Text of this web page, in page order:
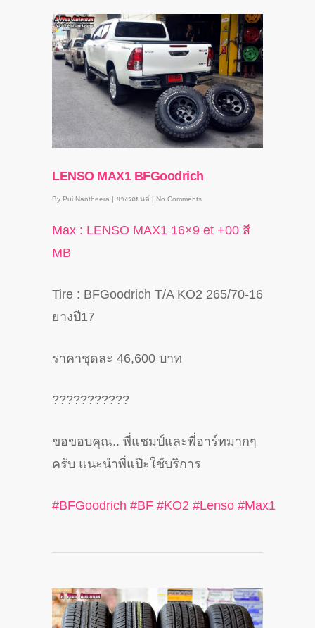
LENSO MAX1 BFGoodrich
By Pui Nantheera | ยางรถยนต์ | No Comments
Max : LENSO MAX1 16×9 et +00 สี
MB
Tire : BFGoodrich T/A KO2 265/70-16
ยางปี17
ราคาชุดละ 46,600 บาท
???????????
ขอขอบคุณ.. พี่แชมป์และพี่อาร์ทมากๆ
ครับ แนะนำพี่แป๊ะใช้บริการ
#BFGoodrich #BF #KO2 #Lenso #Max1